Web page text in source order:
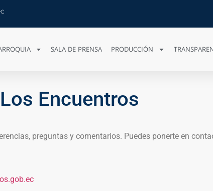
SALA DE PRENSA PRODUCCIÓN
Encuentros
preguntas y comentarios. Puedes ponerte en